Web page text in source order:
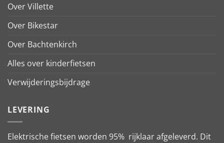
Over Villette
Over Bikestar
Over Bachtenkirch
Alles over kinderfietsen
Verwijderingsbijdrage
LEVERING
Elektrische fietsen worden 95% rijklaar afgeleverd. Dit